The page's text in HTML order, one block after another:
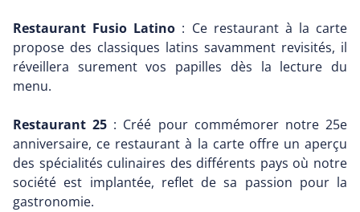
Restaurant Fusio Latino : Ce restaurant à la carte
propose des classiques latins savamment revisités, il
réveillera surement vos papilles dès la lecture du
menu.
Restaurant 25 : Créé pour commémorer notre 25e
anniversaire, ce restaurant à la carte offre un aperçu
des spécialités culinaires des différents pays où notre
société est implantée, reflet de sa passion pour la
gastronomie.